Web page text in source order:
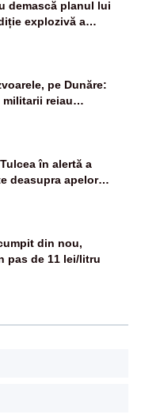
demască planul lui
explozivă a
la Realitatea PLUS
pe Dunăre:
militarii reiau
în alertă a
deasupra apelor
două F-16
din nou,
pas de 11 lei/litru